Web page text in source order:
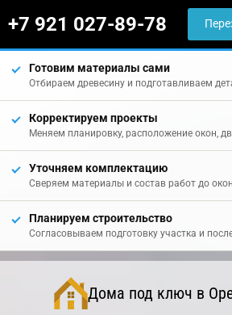
+7 921 027-89-78
Готовим материалы сами
Отбираем древесину и подготавливаем
Корректируем проекты
Меняем планировку, расположение окон,
Уточняем комплектацию
Сверяем материалы и состав работ до
Планируем строительство
Согласовываем подготовку участка и
Дома под ключ в